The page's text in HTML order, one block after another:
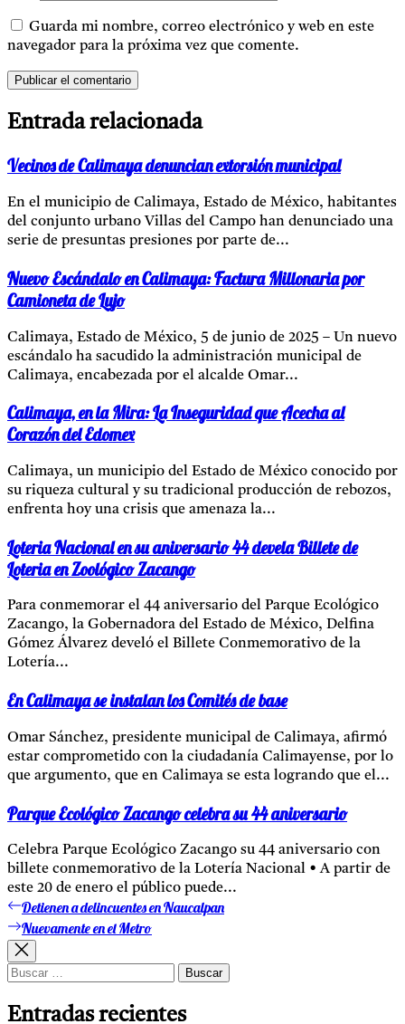
Guarda mi nombre, correo electrónico y web en este
navegador para la próxima vez que comente.
Entrada relacionada
Vecinos de Calimaya denuncian extorsión municipal
En el municipio de Calimaya, Estado de México, habitantes
del conjunto urbano Villas del Campo han denunciado una
serie de presuntas presiones por parte de...
Nuevo Escándalo en Calimaya: Factura Millonaria por
Camioneta de Lujo
Calimaya, Estado de México, 5 de junio de 2025 – Un nuevo
escándalo ha sacudido la administración municipal de
Calimaya, encabezada por el alcalde Omar...
Calimaya, en la Mira: La Inseguridad que Acecha al
Corazón del Edomex
Calimaya, un municipio del Estado de México conocido por
su riqueza cultural y su tradicional producción de rebozos,
enfrenta hoy una crisis que amenaza la...
Loteria Nacional en su aniversario 44 devela Billete de
Loteria en Zoológico Zacango
Para conmemorar el 44 aniversario del Parque Ecológico
Zacango, la Gobernadora del Estado de México, Delfina
Gómez Álvarez develó el Billete Conmemorativo de la
Lotería...
En Calimaya se instalan los Comités de base
Omar Sánchez, presidente municipal de Calimaya, afirmó
estar comprometido con la ciudadanía Calimayense, por lo
que argumento, que en Calimaya se esta logrando que el...
Parque Ecológico Zacango celebra su 44 aniversario
Celebra Parque Ecológico Zacango su 44 aniversario con
billete conmemorativo de la Lotería Nacional • A partir de
este 20 de enero el público puede...
Navegación
de
entradas
Entrada
anterior:
Detienen a delincuentes en Naucalpan
Entrada
siguiente:
Nuevamente en el Metro
Buscar:
Entradas recientes